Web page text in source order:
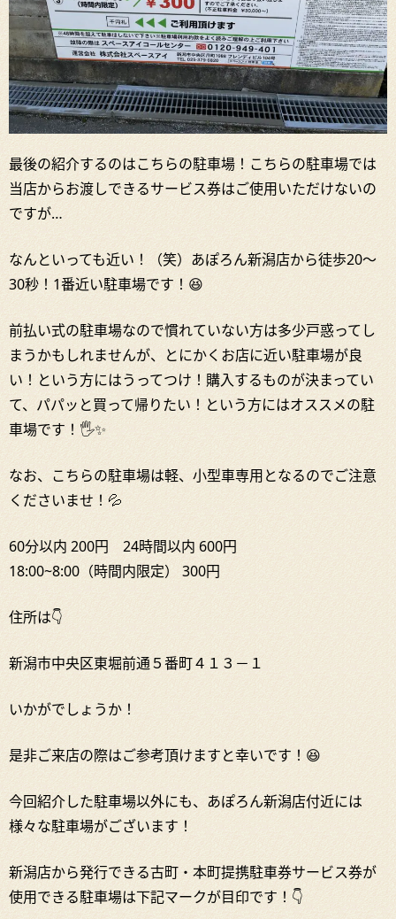
最後の紹介するのはこちらの駐車場！こちらの駐車場では
当店からお渡しできるサービス券はご使用いただけないの
ですが…
なんといっても近い！（笑）あぽろん新潟店から徒歩20～
30秒！1番近い駐車場です！😆
前払い式の駐車場なので慣れていない方は多少戸惑ってし
まうかもしれませんが、とにかくお店に近い駐車場が良
い！という方にはうってつけ！購入するものが決まってい
て、パパッと買って帰りたい！という方にはオススメの駐
車場です！🖐✨
なお、こちらの駐車場は軽、小型車専用となるのでご注意
くださいませ！💦
60分以内 200円 24時間以内 600円
18:00~8:00（時間内限定） 300円
住所は👇
新潟市中央区東堀前通５番町４１３－１
いかがでしょうか！
是非ご来店の際はご参考頂けますと幸いです！😆
今回紹介した駐車場以外にも、あぽろん新潟店付近には
様々な駐車場がございます！
新潟店から発行できる古町・本町提携駐車券サービス券が
使用できる駐車場は下記マークが目印です！👇